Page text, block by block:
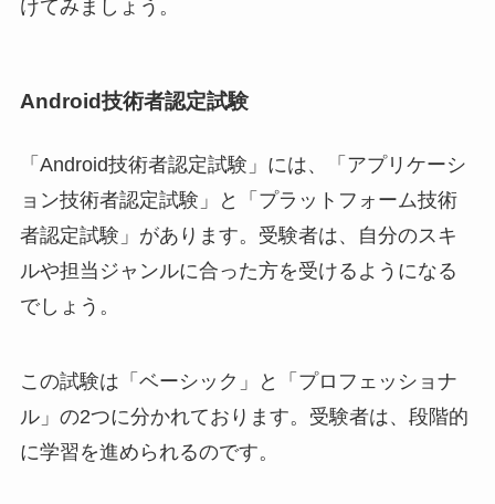
けてみましょう。
Android技術者認定試験
「Android技術者認定試験」には、「アプリケーシ
ョン技術者認定試験」と「プラットフォーム技術
者認定試験」があります。受験者は、自分のスキ
ルや担当ジャンルに合った方を受けるようになる
でしょう。
この試験は「ベーシック」と「プロフェッショナ
ル」の2つに分かれております。受験者は、段階的
に学習を進められるのです。